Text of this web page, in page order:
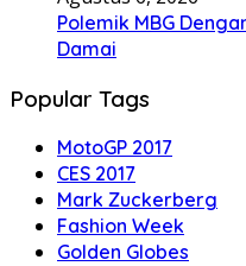
Polemik MBG
Damai
Popular Tags
MotoGP 2017
CES 2017
Mark Zuckerberg
Fashion Week
Golden Globes